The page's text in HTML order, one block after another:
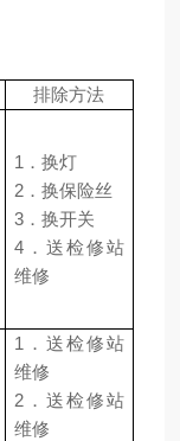
排除方法
1 ．换灯
2 ．换保险丝
3 ．换开关
4 ．送检修站
维修
1 ．送检修站
维修
2 ．送检修站
维修